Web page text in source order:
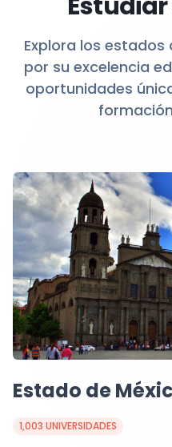
Explora los estados
por su excelencia
oportunidades
Estado de
1,003 UNIVERSIDADES